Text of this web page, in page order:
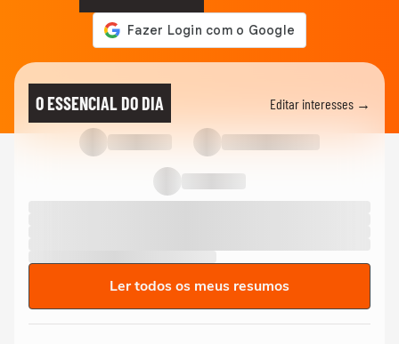
O ESSENCIAL DO DIA Editar interesses →
Ler todos os meus resumos